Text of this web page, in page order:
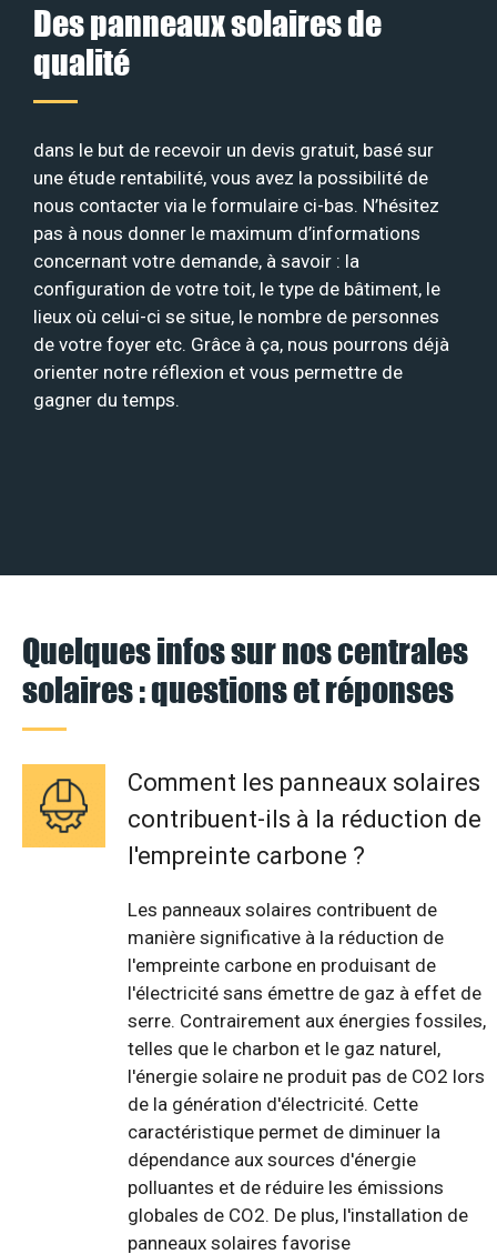
Des panneaux solaires de
qualité
dans le but de recevoir un devis gratuit, basé sur
une étude rentabilité, vous avez la possibilité de
nous contacter via le formulaire ci-bas. N’hésitez
pas à nous donner le maximum d’informations
concernant votre demande, à savoir : la
configuration de votre toit, le type de bâtiment, le
lieux où celui-ci se situe, le nombre de personnes
de votre foyer etc. Grâce à ça, nous pourrons déjà
orienter notre réflexion et vous permettre de
gagner du temps.
Quelques infos sur nos centrales
solaires : questions et réponses
Comment les panneaux solaires
contribuent-ils à la réduction de
l'empreinte carbone ?
Les panneaux solaires contribuent de
manière significative à la réduction de
l'empreinte carbone en produisant de
l'électricité sans émettre de gaz à effet de
serre. Contrairement aux énergies fossiles,
telles que le charbon et le gaz naturel,
l'énergie solaire ne produit pas de CO2 lors
de la génération d'électricité. Cette
caractéristique permet de diminuer la
dépendance aux sources d'énergie
polluantes et de réduire les émissions
globales de CO2. De plus, l'installation de
panneaux solaires favorise